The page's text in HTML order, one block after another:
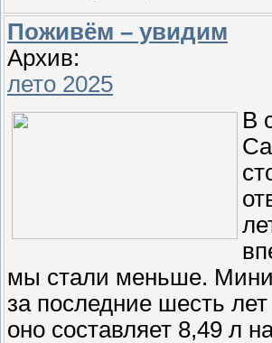
Поживём – увидим
Архив:
лето 2025
В
мы стали меньше.
за последние шесть
оно составляет 8,49 л